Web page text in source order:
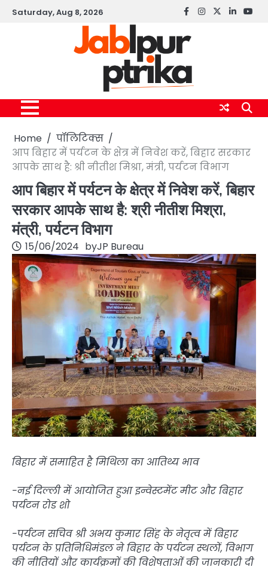
SkipSaturday, Aug 8, 2026 Facebook
instagram
twitterlinkedin
Home
पॉलिटिक्स
आप बिहार में पर्यटन के क्षेत्र में निवेश करें, बिहार सरकार
आपके साथ है: श्री नीतीश मिश्रा, मंत्री, पर्यटन विभाग
आप बिहार में पर्यटन के क्षेत्र में निवेश करें, बिहार
सरकार आपके साथ है: श्री नीतीश मिश्रा,
मंत्री, पर्यटन विभाग
15/06/2024 byJP Bureau
बिहार में समाहित है मिथिला का आतिथ्य भाव
-नई दिल्ली में आयोजित हुआ इन्वेस्टमेंट मीट और बिहार
पर्यटन रोड शो
-पर्यटन सचिव श्री अभय कुमार सिंह के नेतृत्व में बिहार
पर्यटन के प्रतिनिधिमंडल ने बिहार के पर्यटन स्थलों, विभाग
की नीतियों और कार्यक्रमों की विशेषताओं की जानकारी दी